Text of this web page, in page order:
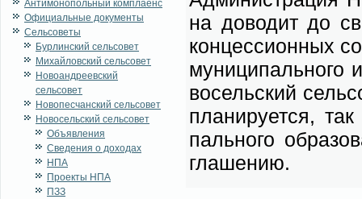
Антимонопольный комплаенс
Официальные документы
Сельсоветы
Бурлинский сельсовет
Михайловский сельсовет
Новоандреевский
сельсовет
Новопесчанский сельсовет
Новосельский сельсовет
Объявления
Сведения о доходах
НПА
Проекты НПА
ПЗЗ
на до­во­дит до
кон­цес­си­он­ных
му­ни­ци­паль­но­го
во­сель­ский
пла­ни­ру­ет­ся,
паль­но­го
гла­ше­нию.